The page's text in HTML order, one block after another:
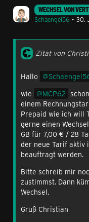
WECHSEL VON
Schaengel56
30.
Zitat von
Hallo
wie
MCP62
einem
Prepaid wie ich will
gerne einen
GB für 7,00 € / 28
der neue Tarif aktiv
beauftragt werden.
Bitte schreib mir
zustimmst. Dann
Wechsel.
Gruß Christian